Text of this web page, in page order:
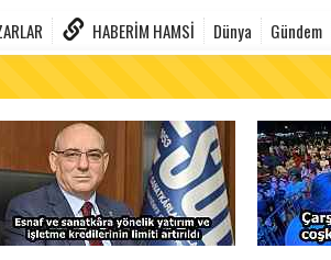
HABERIM HAMSI Dünya Gündem
FINDIK